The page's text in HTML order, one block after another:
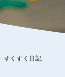
すくすく日記